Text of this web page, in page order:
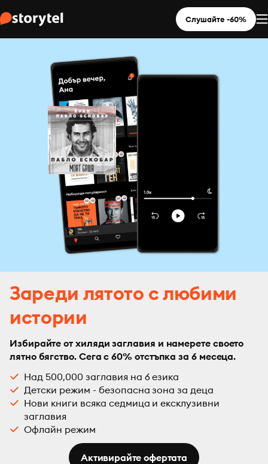
Слушайте -60%
Зареди лятото с любими
истории
Избирайте от хиляди заглавия и намерете своето
лятно бягство. Сега с 60% отстъпка за 6 месеца.
Над 500,000 заглавия на 6 езика
Детски режим - безопасна зона за деца
Нови книги всяка седмица и ексклузивни
заглавия
Офлайн режим
Активирайте офертата